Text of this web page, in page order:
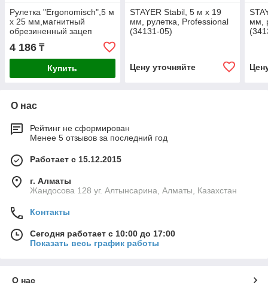
Рулетка "Ergonomisch",5 м
x 25 мм,магнитный
обрезиненный зацеп
4 186 ₸
Купить
STAYER Stabil, 5 м х 19
мм, рулетка, Professional
(34131-05)
Цену уточняйте
мм,
О нас
Рейтинг не сформирован
Менее 5 отзывов за последний год
Работает с 15.12.2015
г. Алматы
Жандосова 128 уг. Алтынсарина, Алматы, Казахстан
Контакты
Сегодня работает с 10:00 до 17:00
Показать весь график работы
О нас